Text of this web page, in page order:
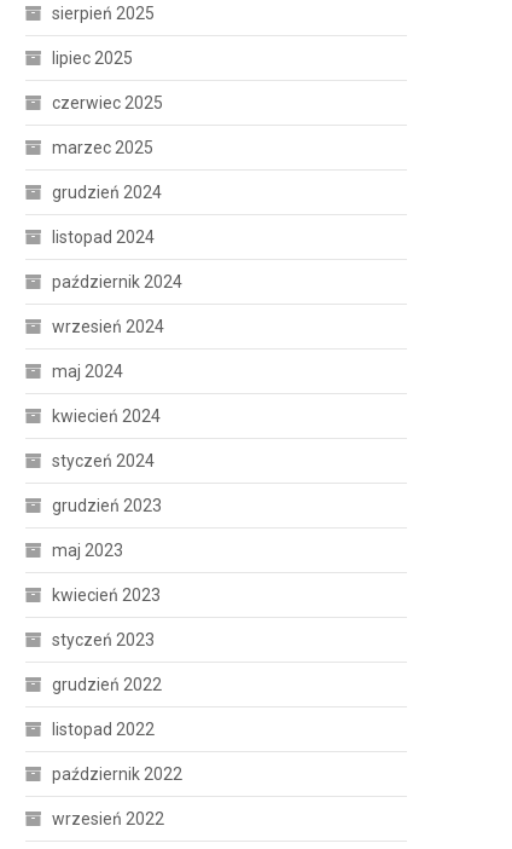
sierpień 2025
lipiec 2025
czerwiec 2025
marzec 2025
grudzień 2024
listopad 2024
październik 2024
wrzesień 2024
maj 2024
kwiecień 2024
styczeń 2024
grudzień 2023
maj 2023
kwiecień 2023
styczeń 2023
grudzień 2022
listopad 2022
październik 2022
wrzesień 2022